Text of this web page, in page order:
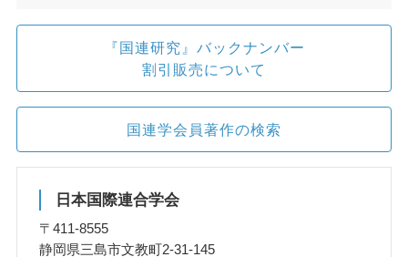
『国連研究』バックナンバー
割引販売について
国連学会員著作の検索
日本国際連合学会
〒411-8555
静岡県三島市文教町2-31-145